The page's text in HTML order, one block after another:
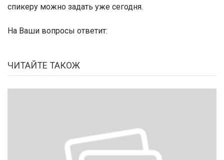
спикеру можно задать уже сегодня.
На Ваши вопросы ответит:
ЧИТАЙТЕ ТАКОЖ